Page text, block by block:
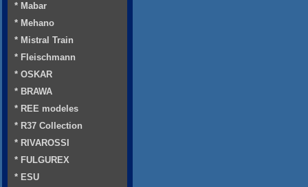
* Mabar
* Mehano
* Mistral Train
* Fleischmann
* OSKAR
* BRAWA
* REE modeles
* R37 Collection
* RIVAROSSI
* FULGUREX
* ESU